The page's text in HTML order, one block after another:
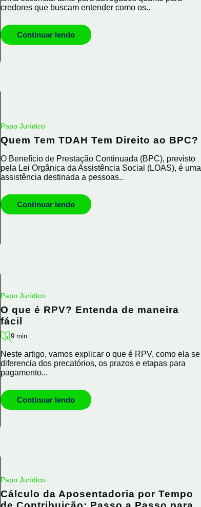
credores que buscam entender como os..
Continuar lendo
Papo Jurídico
Quem Tem TDAH Tem Direito ao BPC?
O Benefício de Prestação Continuada (BPC), previsto
pela Lei Orgânica da Assistência Social (LOAS), é uma
assistência destinada a pessoas..
Continuar lendo
Papo Jurídico
O que é RPV? Entenda de maneira
fácil
9 min
Neste artigo, vamos explicar o que é RPV, como ela se
diferencia dos precatórios, os prazos e etapas para
pagamento...
Continuar lendo
Papo Jurídico
Cálculo da Aposentadoria por Tempo